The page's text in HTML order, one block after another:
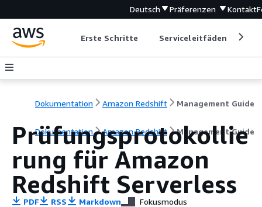
Deutsch Präferenzen Kontakt
Erste Schritte Serviceleitfäden
Dokumentation Amazon Redshift Management Guide
Dokumentation Amazon Redshift Management Guide
Prüfungsprotokollie
rung für Amazon
Redshift Serverless
PDF RSS Markdown Fokusmodus